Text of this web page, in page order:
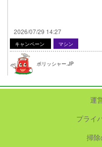
2026/07/29 14:27
キャンペーン マシン
ポリッシャー.JP
運
プライ
掃